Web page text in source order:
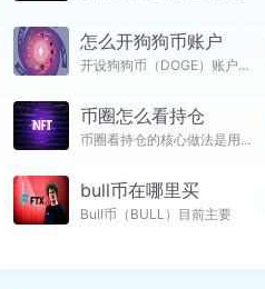
怎么开狗狗币账户
开设狗狗币（DOGE）账户，核
币圈怎么看持仓
币圈看持仓的核心做法是用权威资
bull币在哪里买
Bull币（BULL）目前主要